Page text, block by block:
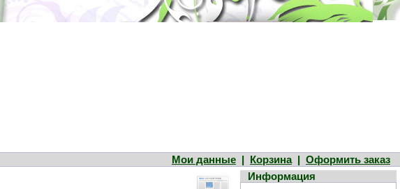
Мои данные | Корзина| Оформить заказ
Информация